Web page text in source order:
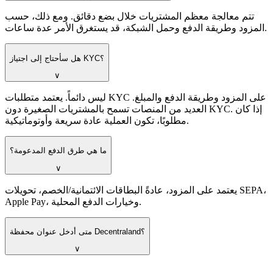
تتم معالجة معظم المشتريات خلال بضع دقائق. ومع ذلك، حسب
المزود وطريقة الدفع وحمل الشبكة، قد يستغرق الأمر عدة ساعات.
هل سأحتاج إلى اجتياز KYC؟
∨
ليس دائماً. يعتمد متطلبات KYC على المزود وطريقة الدفع والمبلغ.
العديد من المنصات تسمح بالمشتريات الصغيرة دون KYC. إذا كان
مطلوبًا، تكون العملية عادة سريعة وأوتوماتيكية.
ما هي طرق الدفع المدعومة؟
∨
يعتمد على المزود، عادةً البطاقات الائتمانية/الخصم، تحويلات SEPA،
Apple Pay، وخيارات الدفع المحلية.
متى أدخل عنوان محفظة Decentraland؟
∨